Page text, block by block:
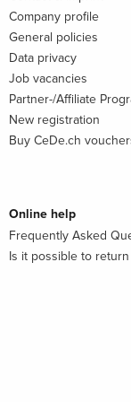
einer persönlichen
endlich klären, was
Steffen Kopetzkys
Jagd nach der
einem Mann, der
Foreword
«Steffen
Company profile
General policies
Data privacy
Job vacancies
Partner-/Affiliate
New registration
Buy CeDe.ch
Online help
Frequently Asked
Is it possible to